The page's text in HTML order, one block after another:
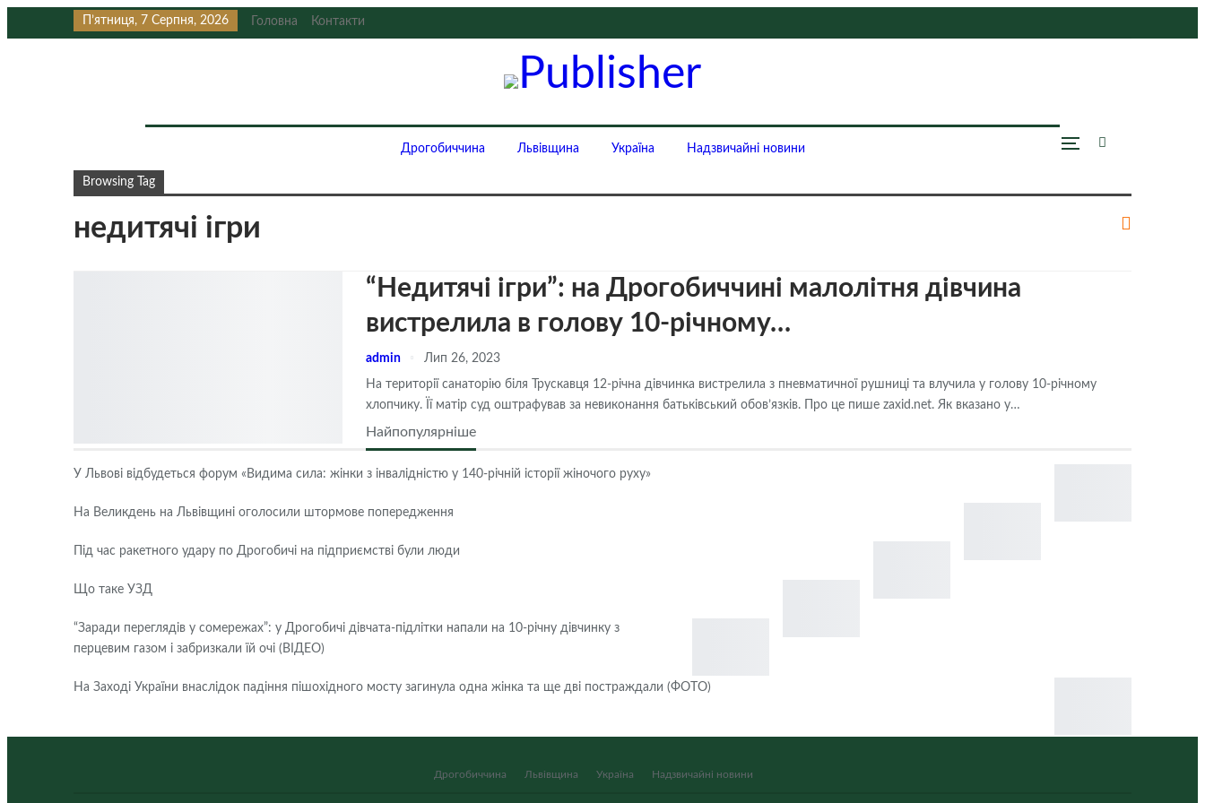
П’ятниця, 7 Серпня, 2026 Головна Контакти
Дрогобиччина Львівщина Україна Надзвичайні новини
Browsing Tag
недитячі ігри
“Недитячі ігри”: на Дрогобиччині малолітня дівчина
вистрелила в голову 10-річному…
admin Лип 26, 2023
На території санаторію біля Трускавця 12-річна дівчинка вистрелила з пневматичної рушниці та влучила у голову 10-річному
хлопчику. Її матір суд оштрафував за невиконання батьківський обов’язків. Про це пише zaxid.net. Як вказано у…
Найпопулярніше
У Львові відбудеться форум «Видима сила: жінки з інвалідністю у 140-річній історії жіночого руху»
На Великдень на Львівщині оголосили штормове попередження
Під час ракетного удару по Дрогобичі на підприємстві були люди
Що таке УЗД
“Заради переглядів у сомережах”: у Дрогобичі дівчата-підлітки напали на 10-річну дівчинку з
перцевим газом і забризкали їй очі (ВІДЕО)
На Заході України внаслідок падіння пішохідного мосту загинула одна жінка та ще дві постраждали (ФОТО)
Дрогобиччина Львівщина Україна Надзвичайні новини